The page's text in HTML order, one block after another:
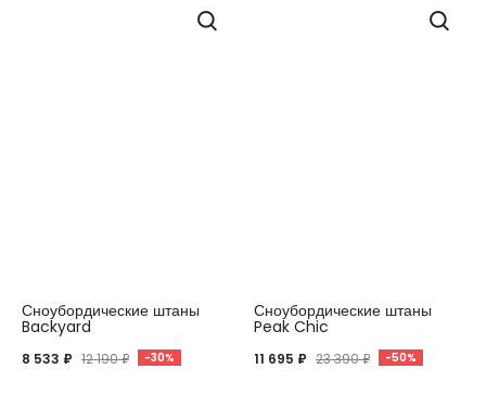
Сноубордические штаны
Backyard
8 533 ₽ 12 190 ₽ -30%
Сноубордические штаны
Peak Chic
11 695 ₽ 23 390 ₽ -50%